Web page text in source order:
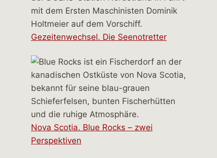
Gezeitenwechsel. Die Seenotretter
Nova Scotia. Blue Rocks – zwei
Perspektiven